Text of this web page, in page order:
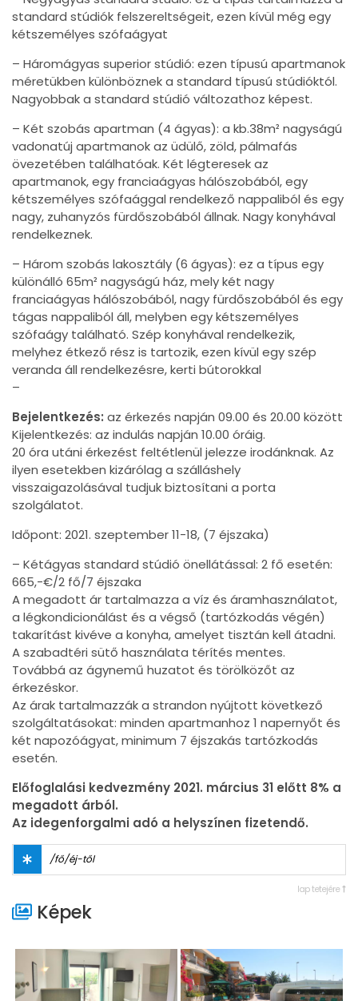
standard stúdiók felszereltségeit, ezen kívül még egy
kétszemélyes szófaágyat
– Háromágyas superior stúdió: ezen típusú apartmanok
méretükben különböznek a standard típusú stúdióktól.
Nagyobbak a standard stúdió változathoz képest.
– Két szobás apartman (4 ágyas): a kb.38m² nagyságú
vadonatúj apartmanok az üdülő, zöld, pálmafás
övezetében találhatóak. Két légteresek az
apartmanok, egy franciaágyas hálószobából, egy
kétszemélyes szófaággal rendelkező nappaliból és egy
nagy, zuhanyzós fürdőszobából állnak. Nagy konyhával
rendelkeznek.
– Három szobás lakosztály (6 ágyas): ez a típus egy
különálló 65m² nagyságú ház, mely két nagy
franciaágyas hálószobából, nagy fürdőszobából és egy
tágas nappaliból áll, melyben egy kétszemélyes
szófaágy található. Szép konyhával rendelkezik,
melyhez étkező rész is tartozik, ezen kívül egy szép
veranda áll rendelkezésre, kerti bútorokkal
–
Bejelentkezés: az érkezés napján 09.00 és 20.00 között
Kijelentkezés: az indulás napján 10.00 óráig.
20 óra utáni érkezést feltétlenül jelezze irodánknak. Az
ilyen esetekben kizárólag a szálláshely
visszaigazolásával tudjuk biztosítani a porta
szolgálatot.
Időpont: 2021. szeptember 11-18, (7 éjszaka)
– Kétágyas standard stúdió önellátással: 2 fő esetén:
665,-€/2 fő/7 éjszaka
A megadott ár tartalmazza a víz és áramhasználatot,
a légkondicionálást és a végső (tartózkodás végén)
takarítást kivéve a konyha, amelyet tisztán kell átadni.
A szabadtéri sütő használata térítés mentes.
Továbbá az ágynemű huzatot és törölközőt az
érkezéskor.
Az árak tartalmazzák a strandon nyújtott következő
szolgáltatásokat: minden apartmanhoz 1 napernyőt és
két napozóágyat, minimum 7 éjszakás tartózkodás
esetén.
Előfoglalási kedvezmény 2021. március 31 előtt 8% a
megadott árból.
Az idegenforgalmi adó a helyszínen fizetendő.
/fő/éj-től
lap tetejére
Képek